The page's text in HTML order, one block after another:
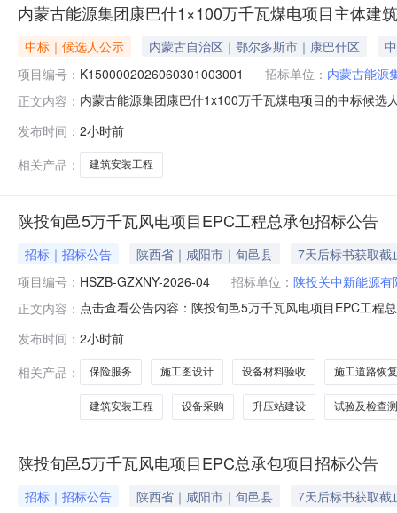
内蒙古能源集团康巴什1×100万千瓦煤电项目主体建
中标｜候选人公示 内蒙古自治区｜鄂尔多斯市｜康巴什区
项目编号： K1500002026060301003001 招标单位： 内蒙古能源
正文内容： 内蒙古能源集团康巴什1x100万千瓦煤电项目的中标候
电力建设有限公司投标报价：壹拾亿伍仟壹佰叁拾捌万
发布时间： 2小时前
相关产品：
建筑安装工程
陕投旬邑5万千瓦风电项目EPC工程总承包招标公告
招标｜招标公告 陕西省｜咸阳市｜旬邑县
7天后标书获取截
项目编号： HSZB-GZXNY-2026-04 招标单位： 陕投关中新能源有
正文内容： 点击查看公告内容：陕投旬邑5万千瓦风电项目EPC工程
发布时间： 2小时前
相关产品：
保险服务 施工图设计 设备材料验收 施工道路恢复
建筑安装工程 设备采购 升压站建设 试验及检查
陕投旬邑5万千瓦风电项目EPC总承包项目招标公告
招标｜招标公告 陕西省｜咸阳市｜旬邑县
7天后标书获取截